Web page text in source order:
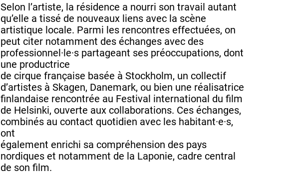
Selon l’artiste, la résidence a nourri son travail autant
qu’elle a tissé de nouveaux liens avec la scène
artistique locale. Parmi les rencontres effectuées, on
peut citer notamment des échanges avec des
professionnel·le·s partageant ses préoccupations, dont
une productrice
de cirque française basée à Stockholm, un collectif
d’artistes à Skagen, Danemark, ou bien une réalisatrice
finlandaise rencontrée au Festival international du film
de Helsinki, ouverte aux collaborations. Ces échanges,
combinés au contact quotidien avec les habitant·e·s,
ont
également enrichi sa compréhension des pays
nordiques et notamment de la Laponie, cadre central
de son film.